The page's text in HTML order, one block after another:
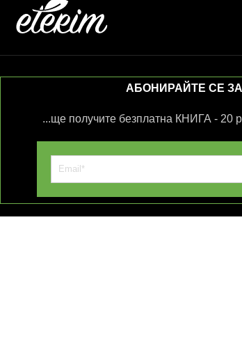
АБОНИРАЙТЕ СЕ ЗА
...ще получите безплатна КНИГА - 20